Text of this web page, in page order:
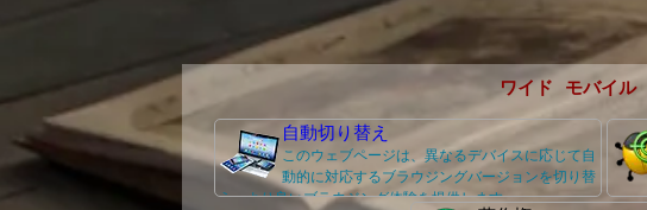
ワイド モバイル
自動切り替え
このウェブページは、異なるデバイスに応じて自
動的に対応するブラウジングバージョンを切り替
え、より良いブラウジング体験を提供します。